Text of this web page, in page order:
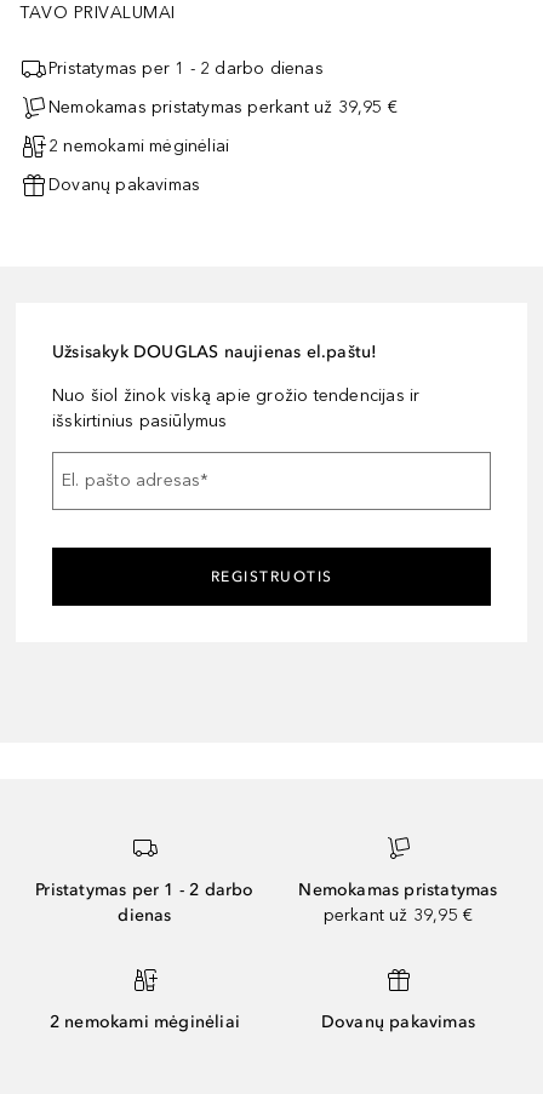
TAVO PRIVALUMAI
Pristatymas per 1 - 2 darbo dienas
Nemokamas pristatymas perkant už 39,95 €
2 nemokami mėginėliai
Dovanų pakavimas
Užsisakyk DOUGLAS naujienas el.paštu!
Nuo šiol žinok viską apie grožio tendencijas ir
išskirtinius pasiūlymus
El. pašto adresas*
REGISTRUOTIS
Pristatymas per 1 - 2 darbo
dienas
Nemokamas pristatymas
perkant už 39,95 €
2 nemokami mėginėliai Dovanų pakavimas